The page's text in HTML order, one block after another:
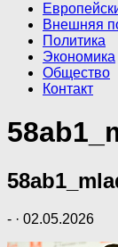
Внешняя
Политика
Экономика
Общество
Контакт
- · 02.05.2026